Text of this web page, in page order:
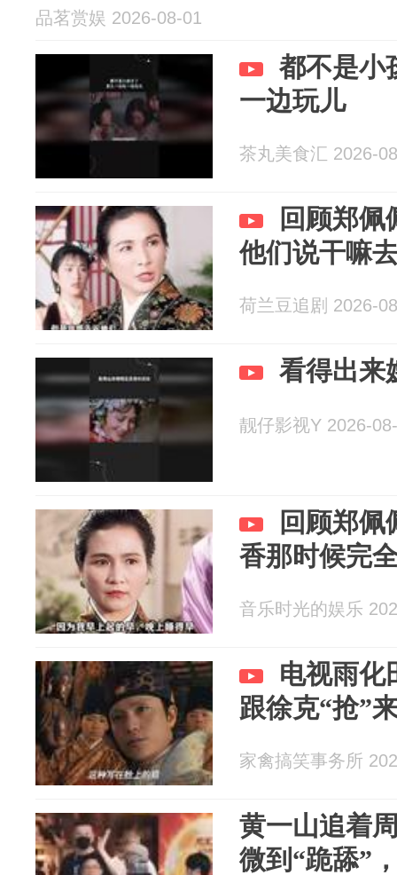
品茗赏娱 2026-08-01
都不是小
一边玩儿
茶丸美食汇 2026-
回顾郑佩
他们说干嘛
荷兰豆追剧 2026-
看得出来
靓仔影视Y 2026-
回顾郑佩
香那时候完
音乐时光的娱乐
电视雨化
跟徐克“抢”
家禽搞笑事务所
黄一山追着
微到“跪舔”